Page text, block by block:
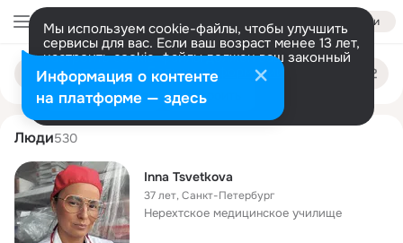
Войти
Мы используем cookie-файлы, чтобы улучшить
сервисы для вас. Если ваш возраст менее 13 лет,
настроить cookie-файлы должен ваш законный
представитель. Больше информации
Разрешить все Настроить
Поиск
людям
inna tsvetkova
Люди530
Inna Tsvetkova
37 лет,Санкт-Петербург
Нерехтское медицинское училище
Информация о контенте
на платформе — здесь